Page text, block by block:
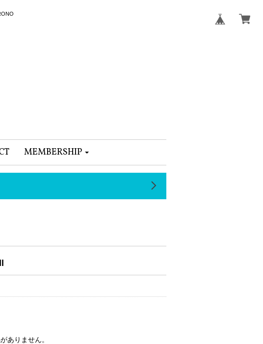
MEMBERSHIP
ありません。